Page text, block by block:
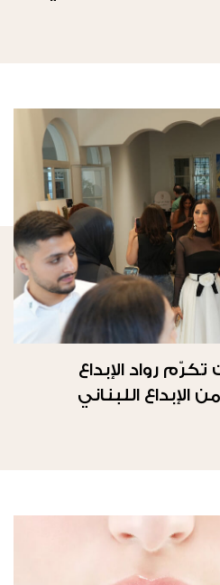
تكرّم رواد الإبداع
الإبداع اللبناني